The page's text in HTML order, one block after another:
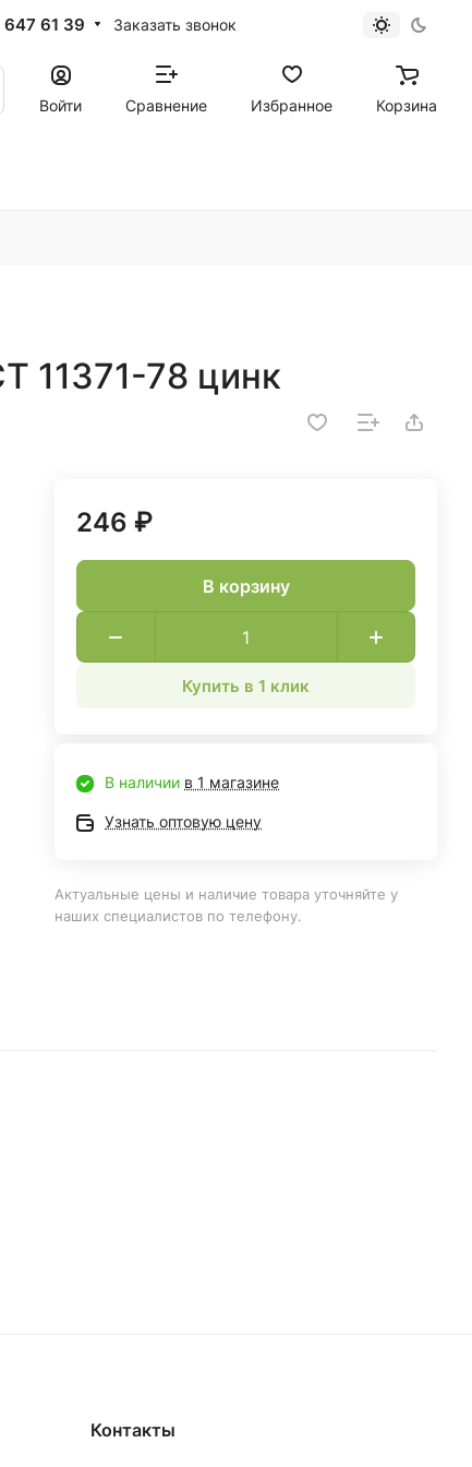
61 39 Заказать звонок
Войти
Сравнение Избранное Корзина
11371-78 цинк
246 ₽
В корзину
Купить в 1 клик
В наличии в 1 магазине
Узнать оптовую цену
Актуальные цены и наличие товара уточняйте у
наших специалистов по телефону.
Контакты